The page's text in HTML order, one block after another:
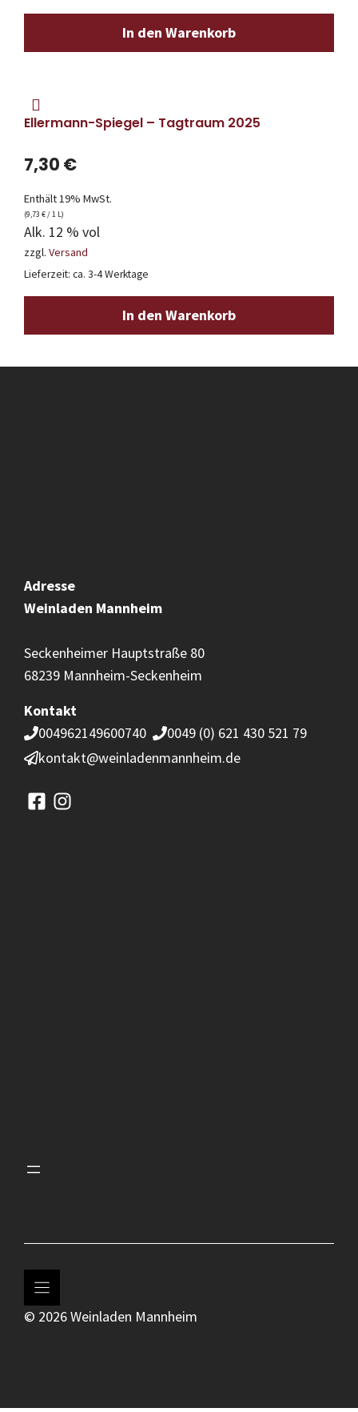
In den Warenkorb
Ellermann-Spiegel – Tagtraum 2025
7,30 €
Enthält 19% MwSt.
(9,73 €/ 1 L)
Alk. 12 % vol
zzgl. Versand
Lieferzeit: ca. 3-4 Werktage
In den Warenkorb
Adresse
Weinladen Mannheim
Seckenheimer Hauptstraße 80
68239 Mannheim-Seckenheim
Kontakt
004962149600740
0049 (0) 621 430 521 79
kontakt@weinladenmannheim.de
© 2026 Weinladen Mannheim